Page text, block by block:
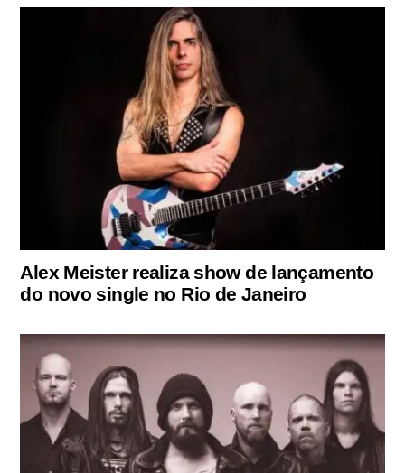
Alex Meister realiza show de lançamento
do novo single no Rio de Janeiro